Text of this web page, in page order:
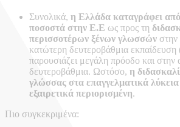
Συνολικά, η Ελλάδα καταγράφει
ποσοστά στην Ε.Ε ως προς τη
περισσοτέρων ξένων γλωσσών
κατώτερη δευτεροβάθμια
παρουσιάζει μεγάλη πρόοδο και στην
δευτεροβάθμια. Ωστόσο, η
γλώσσας στα επαγγελματικά
εξαιρετικά περιορισμένη.
Πιο συγκεκριμένα: